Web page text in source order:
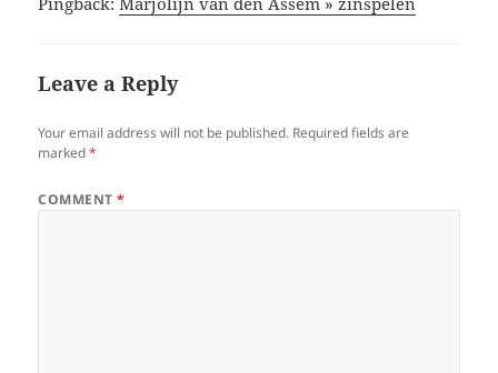
Leave a Reply
Your email address will not be published. Required fields are
marked*
COMMENT*